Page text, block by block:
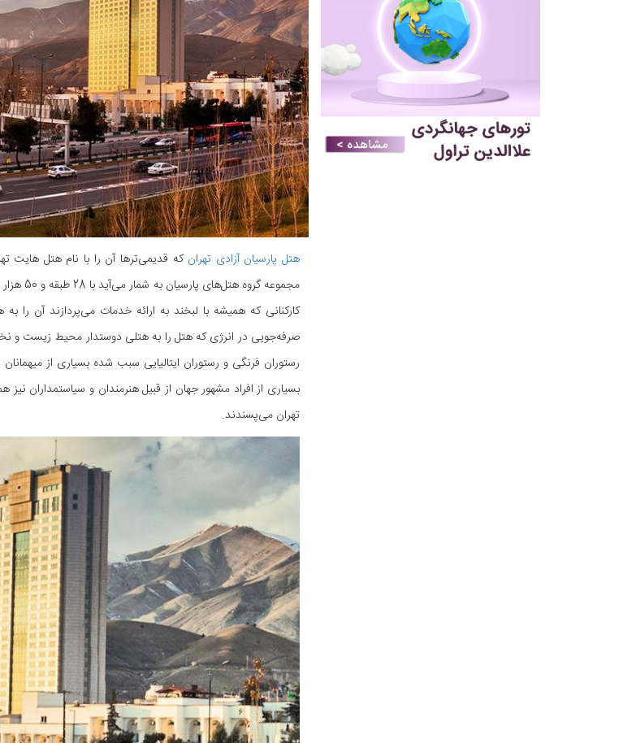
هتل پارسیان آزادی تهران که قدیمی‌ترها آن را با نام هتل هایت
کارکنانی که همیشه با لبخند به ارائه خدمات می‌پردازند آن را
رستوران فرنگی و رستوران ایتالیایی سبب شده بسیاری از
بسیاری از افراد مشهور جهان از قبیل هنرمندان و سیاستمداران
تهران می‌پسندند.